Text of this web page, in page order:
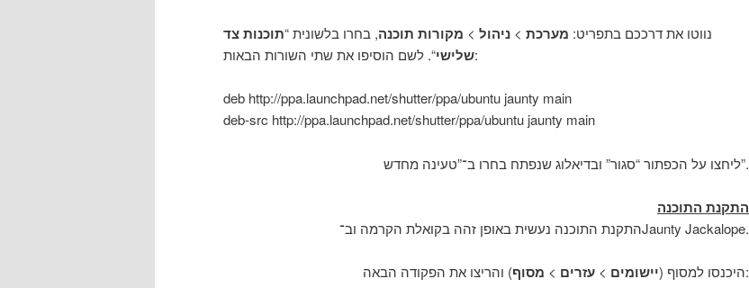
נווטו את דרככם בתפריט: מערכת > ניהול > מקורות תוכנה, בחרו בלשונית “תוכנות צד
שלישי“. לשם הוסיפו את שתי השורות הבאות:
deb http://ppa.launchpad.net/shutter/ppa/ubuntu jaunty main
deb-src http://ppa.launchpad.net/shutter/ppa/ubuntu jaunty main
ליחצו על הכפתור “סגור” ובדיאלוג שנפתח בחרו ב־”טעינה מחדש”.
התקנת התוכנה
התקנת התוכנה נעשית באופן זהה בקואלת הקרמה וב־Jaunty Jackalope.
היכנסו למסוף (יישומים > עזרים > מסוף ) והריצו את הפקודה הבאה: